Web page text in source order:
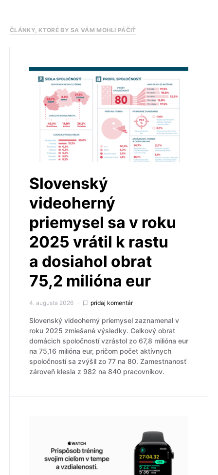
ČLÁNKY, KTORÉ BY SA VÁM MOHLI PÁČIŤ
Slovenský
videoherný
priemysel sa v roku
2025 vrátil k rastu
a dosiahol obrat
75,2 milióna eur
4. augusta 2026 pridaj komentár
Slovenský videoherný priemysel zaznamenal v
roku 2025 zmiešané výsledky. Celkový obrat
domácich spoločností vzrástol zo 67,8 milióna eur
na 75,16 milióna eur, pričom počet aktívnych
spoločností sa zvýšil zo 77 na 80. Zamestnanosť
zároveň klesla z 982 na 840 pracovníkov.